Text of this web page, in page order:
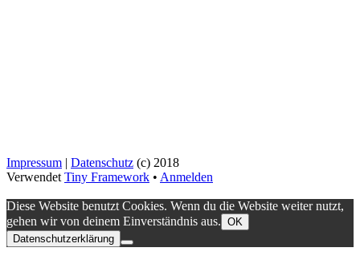
Impressum | Datenschutz (c) 2018
Verwendet Tiny Framework • Anmelden
Diese Website benutzt Cookies. Wenn du die Website weiter nutzt,
gehen wir von deinem Einverständnis aus. OK
Datenschutzerklärung